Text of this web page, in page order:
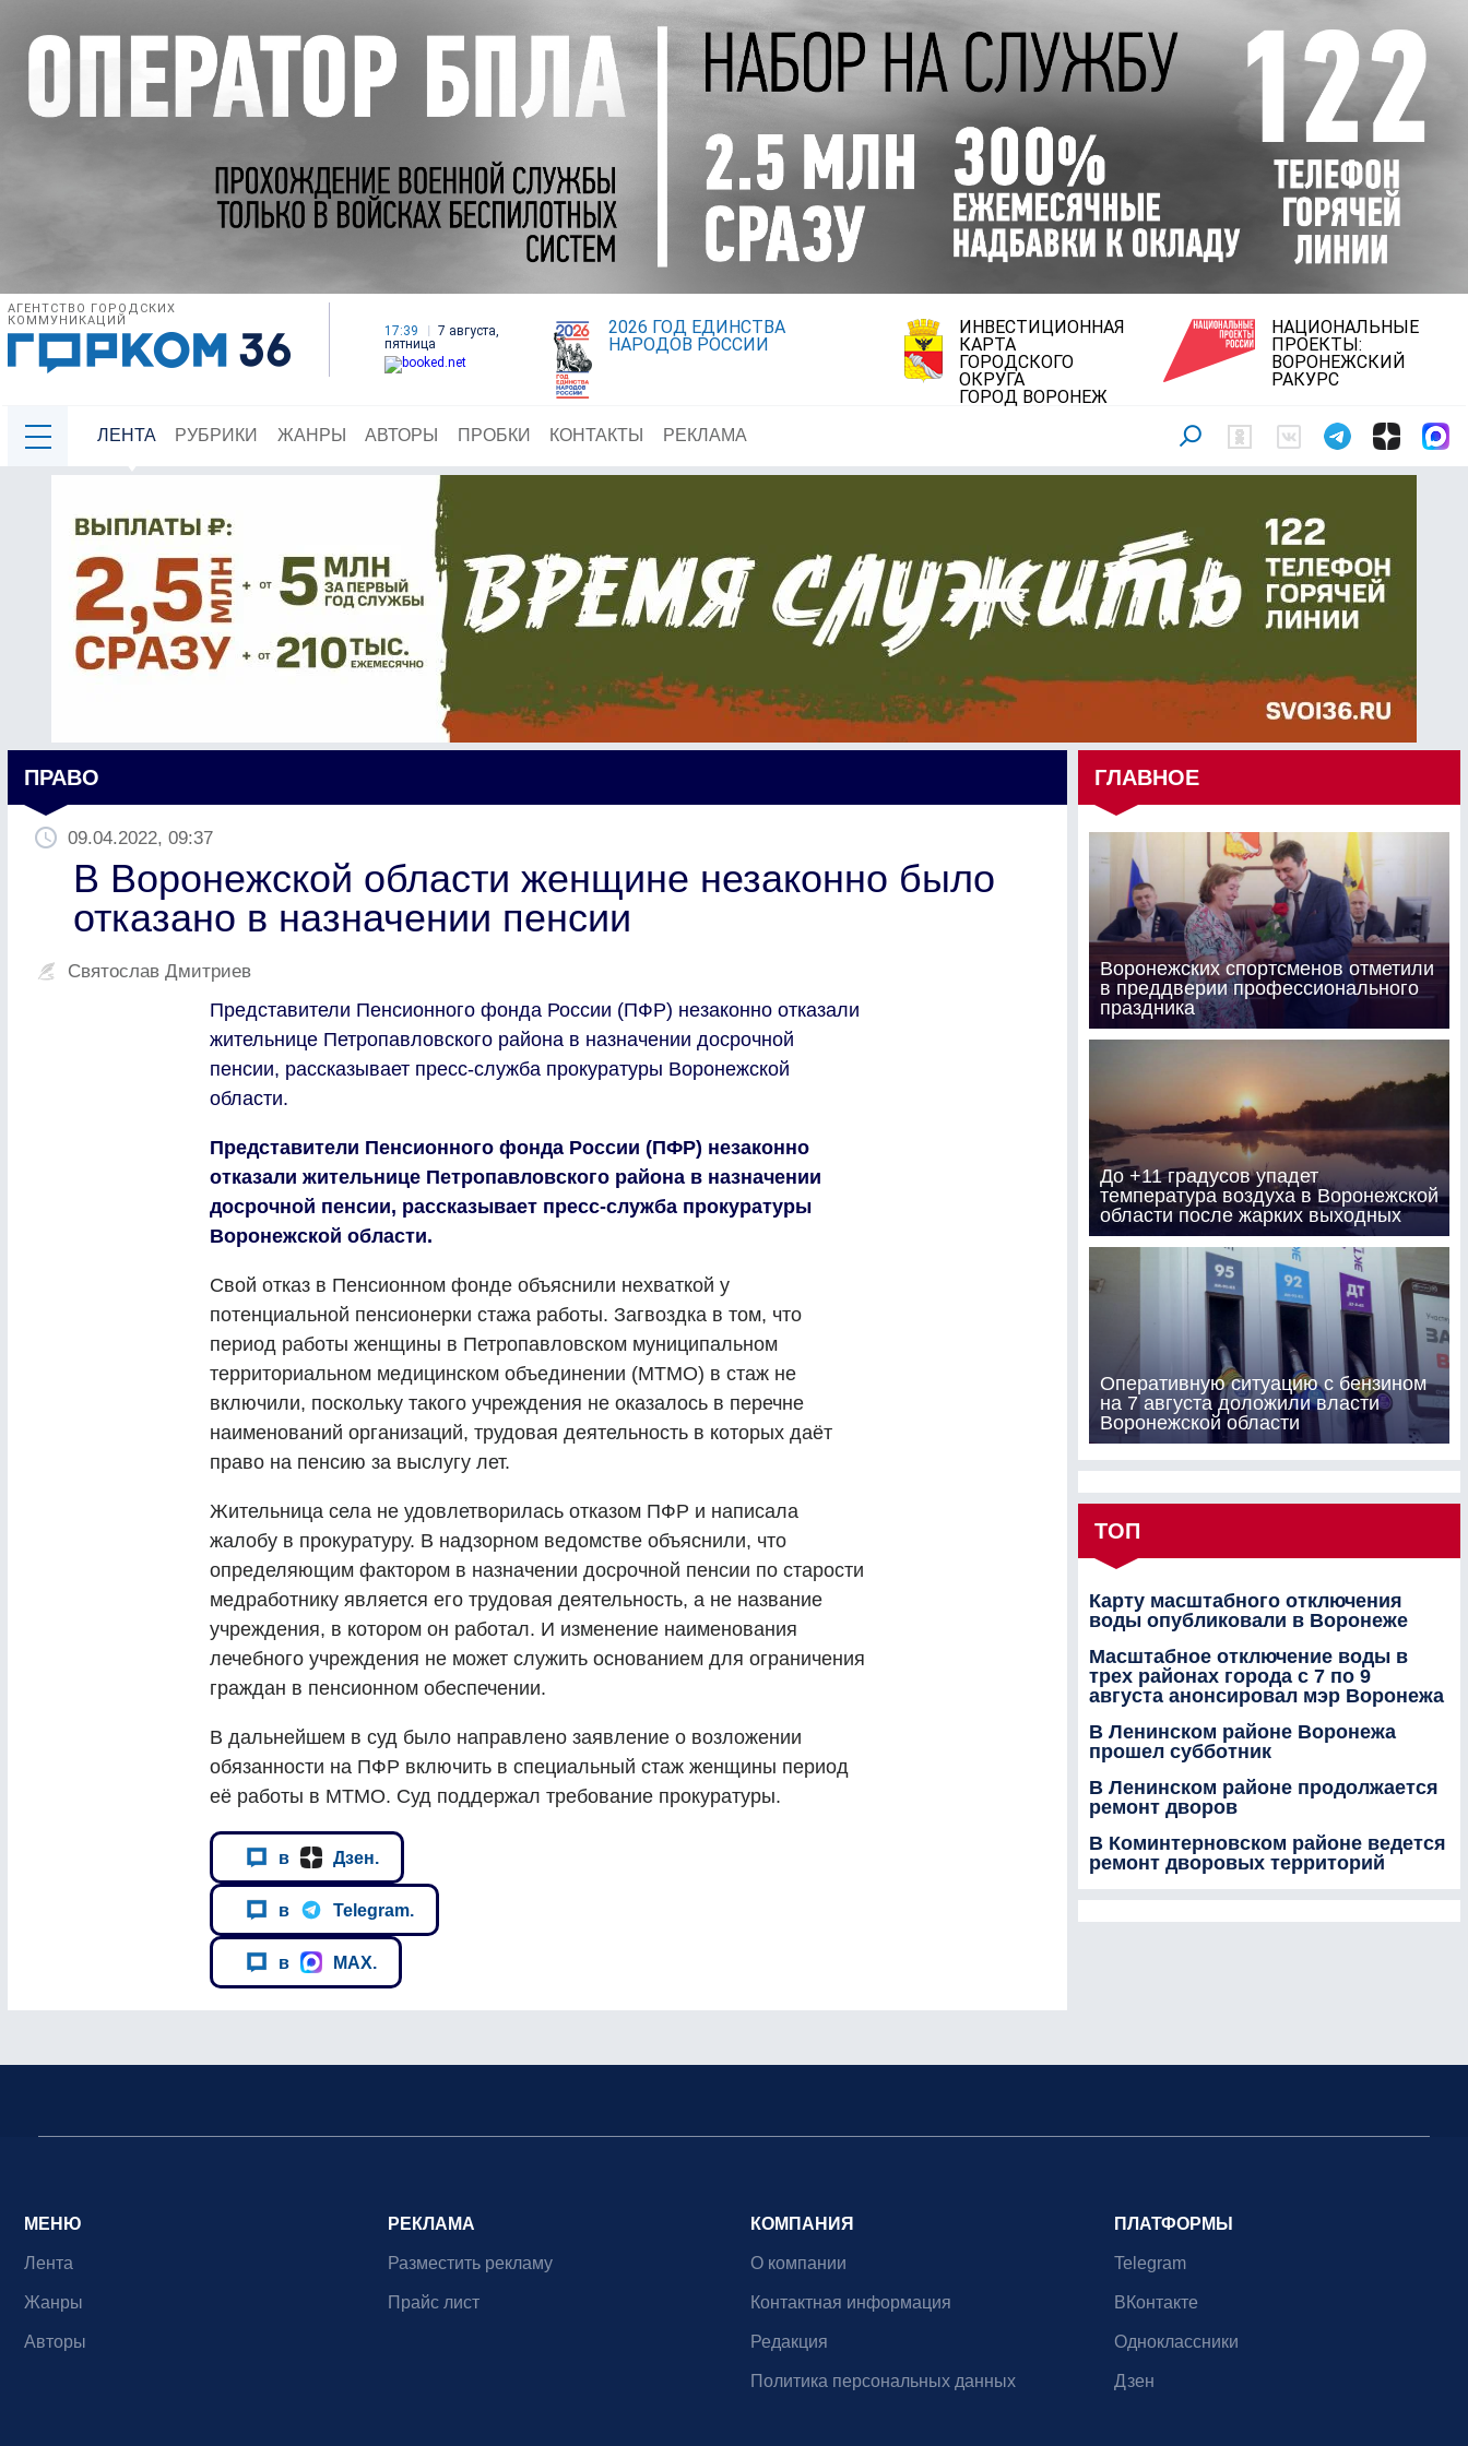
АГЕНТСТВО ГОРОДСКИХ
КОММУНИКАЦИЙ
17:39
7 августа,
пятница
2026 ГОД ЕДИНСТВА
НАРОДОВ РОССИИ
ИНВЕСТИЦИОННАЯ
КАРТА
ГОРОДСКОГО
ОКРУГА
ГОРОД ВОРОНЕЖ
НАЦИОНАЛЬНЫЕ
ПРОЕКТЫ:
ВОРОНЕЖСКИЙ
РАКУРС
ЛЕНТА РУБРИКИ ЖАНРЫ АВТОРЫ ПРОБКИ КОНТАКТЫ РЕКЛАМА
ПРАВО
09.04.2022, 09:37
В Воронежской области женщине незаконно было
отказано в назначении пенсии
Святослав Дмитриев
Представители Пенсионного фонда России (ПФР) незаконно отказали
жительнице Петропавловского района в назначении досрочной
пенсии, рассказывает пресс-служба прокуратуры Воронежской
области.
Представители Пенсионного фонда России (ПФР) незаконно
отказали жительнице Петропавловского района в назначении
досрочной пенсии, рассказывает пресс-служба прокуратуры
Воронежской области.
Свой отказ в Пенсионном фонде объяснили нехваткой у
потенциальной пенсионерки стажа работы. Загвоздка в том, что
период работы женщины в Петропавловском муниципальном
территориальном медицинском объединении (МТМО) в стаж не
включили, поскольку такого учреждения не оказалось в перечне
наименований организаций, трудовая деятельность в которых даёт
право на пенсию за выслугу лет.
Жительница села не удовлетворилась отказом ПФР и написала
жалобу в прокуратуру. В надзорном ведомстве объяснили, что
определяющим фактором в назначении досрочной пенсии по старости
медработнику является его трудовая деятельность, а не название
учреждения, в котором он работал. И изменение наименования
лечебного учреждения не может служить основанием для ограничения
граждан в пенсионном обеспечении.
В дальнейшем в суд было направлено заявление о возложении
обязанности на ПФР включить в специальный стаж женщины период
её работы в МТМО. Суд поддержал требование прокуратуры.
в Дзен.
в Telegram.
в MAX.
ГЛАВНОЕ
Воронежских спортсменов отметили
в преддверии профессионального
праздника
До +11 градусов упадет
температура воздуха в Воронежской
области после жарких выходных
Оперативную ситуацию с бензином
на 7 августа доложили власти
Воронежской области
ТОП
Карту масштабного отключения
воды опубликовали в Воронеже
Масштабное отключение воды в
трех районах города с 7 по 9
августа анонсировал мэр Воронежа
В Ленинском районе Воронежа
прошел субботник
В Ленинском районе продолжается
ремонт дворов
В Коминтерновском районе ведется
ремонт дворовых территорий
МЕНЮ
Лента
Жанры
Авторы
РЕКЛАМА
Разместить рекламу
Прайс лист
КОМПАНИЯ
О компании
Контактная информация
Редакция
Политика персональных данных
ПЛАТФОРМЫ
Telegram
ВКонтакте
Одноклассники
Дзен